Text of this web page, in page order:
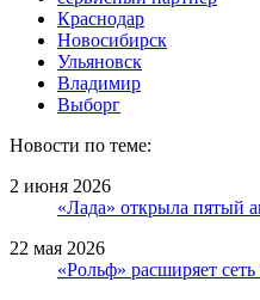
Краснодар
Новосибирск
Ульяновск
Владимир
Выборг
Новости по теме:
2 июня 2026
«Лада» открыла пятый
22 мая 2026
«Рольф» расширяет